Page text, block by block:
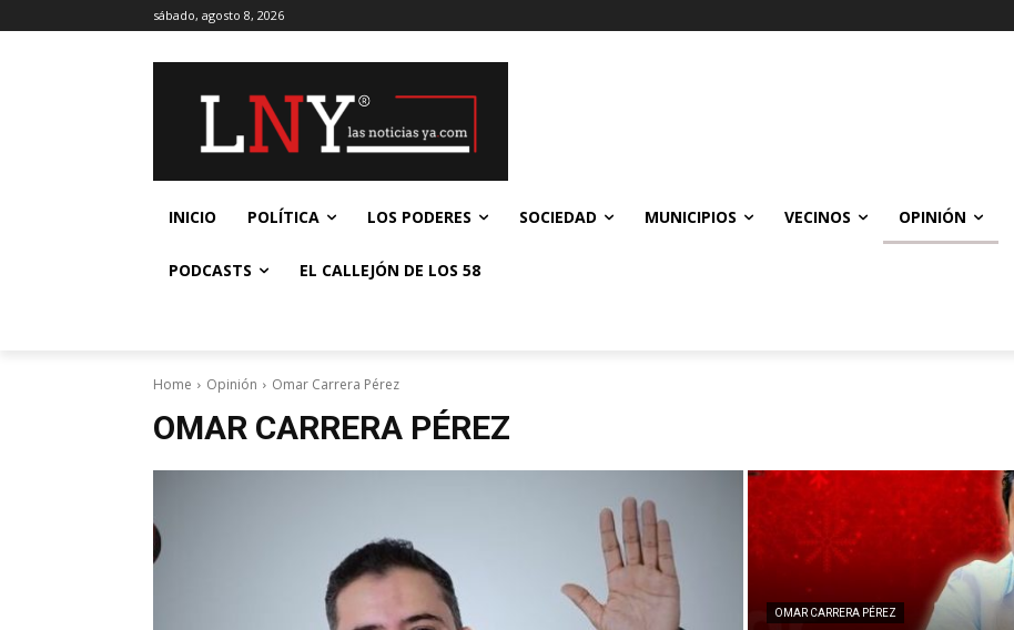
sábado, agosto 8, 2026
INICIO POLÍTICA LOS PODERES SOCIEDAD MUNICIPIOS VECINOS OPINIÓN
PODCASTS EL CALLEJÓN DE LOS 58
Home Opinión Omar Carrera Pérez
OMAR CARRERA PÉREZ
OMAR CARRERA PÉREZ